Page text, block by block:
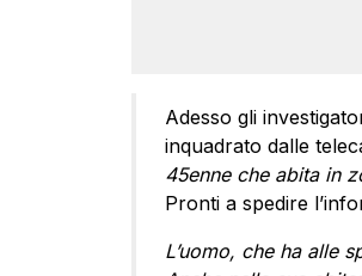
Adesso gli
inquadrato dalle
45enne che abita in
Pronti a spedire
L’uomo, che ha alle